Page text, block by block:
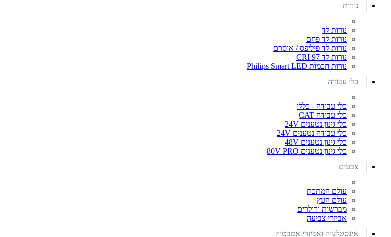
נורות
נורות לד
נורות לד פחם
נורות לד פיליפס / אוסרם
נורות לד CRI 97
נורות חכמות Philips Smart LED
כלי עבודה
כלי עבודה - כללי
כלי עבודה CAT
כלי גינון נטענים 24V
כלי עבודה נטענים 24V
כלי גינון נטענים 48V
כלי גינון נטענים 80V PRO
צבעים
עולם המתכת
עולם העץ
מברשות ורולרים
אביזרי צביעה
אינסטלציה ואביזרי אמבטיה